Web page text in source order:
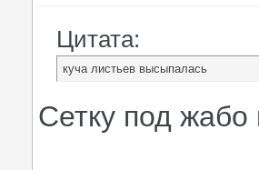
Цитата:
куча листьев высыпалась
Сетку под жабо